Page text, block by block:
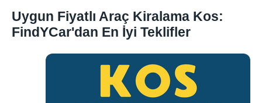
Uygun Fiyatlı Araç Kiralama Kos:
FindYCar'dan En İyi Teklifler